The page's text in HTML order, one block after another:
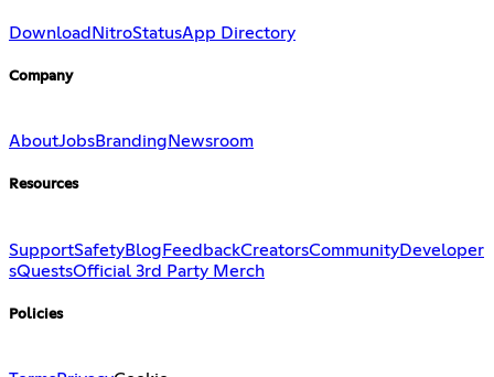
Download NitroStatusApp Directory
Company
AboutJobsBranding Newsroom
Resources
SupportSafetyBlogFeedbackCreatorsCommunityDeveloper
sQuestsOfficial 3rd Party Merch
Policies